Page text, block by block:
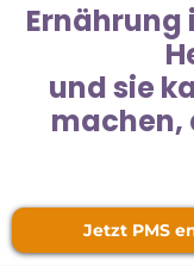
Ernährung
und sie
machen,
Jetzt PMS